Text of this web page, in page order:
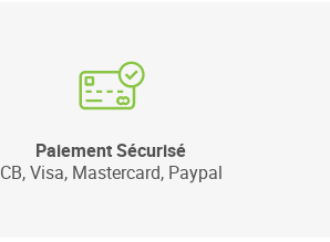
Paiement Sécurisé
CB, Visa, Mastercard, Paypal